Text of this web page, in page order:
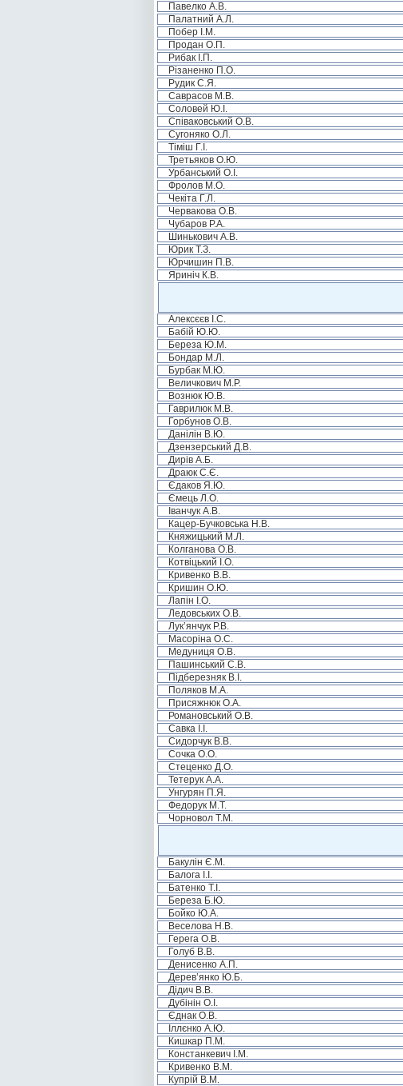
Павелко А.В.
Палатний А.Л.
Побер І.М.
Продан О.П.
Рибак І.П.
Різаненко П.О.
Рудик С.Я.
Саврасов М.В.
Соловей Ю.І.
Співаковський О.В.
Сугоняко О.Л.
Тіміш Г.І.
Третьяков О.Ю.
Урбанський О.І.
Фролов М.О.
Чекіта Г.Л.
Червакова О.В.
Чубаров Р.А.
Шинькович А.В.
Юрик Т.З.
Юрчишин П.В.
Яриніч К.В.
Алексєєв І.С.
Бабій Ю.Ю.
Береза Ю.М.
Бондар М.Л.
Бурбак М.Ю.
Величкович М.Р.
Вознюк Ю.В.
Гаврилюк М.В.
Горбунов О.В.
Данілін В.Ю.
Дзензерський Д.В.
Дирів А.Б.
Драюк С.Є.
Єдаков Я.Ю.
Ємець Л.О.
Іванчук А.В.
Кацер-Бучковська Н.В.
Княжицький М.Л.
Колганова О.В.
Котвіцький І.О.
Кривенко В.В.
Кришин О.Ю.
Лапін І.О.
Ледовських О.В.
Лук’янчук Р.В.
Масоріна О.С.
Медуниця О.В.
Пашинський С.В.
Підберезняк В.І.
Поляков М.А.
Присяжнюк О.А.
Романовський О.В.
Савка І.І.
Сидорчук В.В.
Сочка О.О.
Стеценко Д.О.
Тетерук А.А.
Унгурян П.Я.
Федорук М.Т.
Чорновол Т.М.
Бакулін Є.М.
Балога І.І.
Батенко Т.І.
Береза Б.Ю.
Бойко Ю.А.
Веселова Н.В.
Герега О.В.
Голуб В.В.
Денисенко А.П.
Дерев’янко Ю.Б.
Дідич В.В.
Дубінін О.І.
Єднак О.В.
Іллєнко А.Ю.
Кишкар П.М.
Констанкевич І.М.
Кривенко В.М.
Купрій В.М.